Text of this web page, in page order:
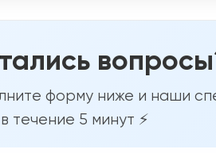
форму ниже и наши
течение 5 минут ⚡